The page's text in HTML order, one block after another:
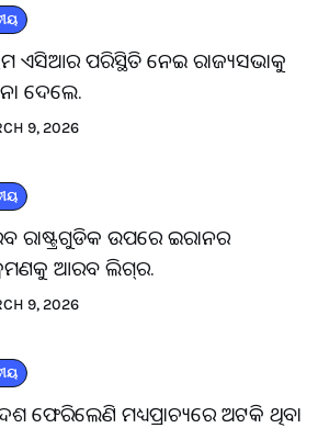
ଏସିଆର ପରିସ୍ଥିତି ନେଇ ରାଜ୍ୟସଭାକୁ
ଦେଲେ.
9, 2026
ରାଷ୍ଟ୍ରଗୁଡିକ ଉପରେ ଇରାନର
ଆରବ ଲିଗ୍‌ର.
9, 2026
ଫେରିଲେଣି ମଧ୍ୟପ୍ରାଚ୍ୟରେ ଅଟକି ଥିବା